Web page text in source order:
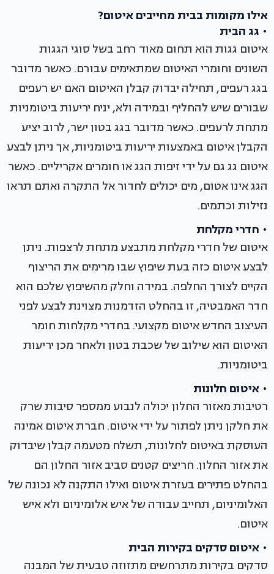
אילו מקומות בבית מחייבים איטום?
• גג הבית
איטום גגות הוא תחום מאוד רחב בשל סוגי הגגות
השונים וחומרי האיטום שמתאימים עבורם. כאשר מדובר
בגג רעפים, תחילה יבדוק קבלן האיטום האם יש רעפים
שבורים שיש להחליף ובמידה ולא, יניח יריעות ביטומניות
מתחת לרעפים. כאשר מדובר בגג בטון ישר, לרוב יציע
הקבלן איטום באמצעות יריעות ביטומניות, אך ניתן לבצע
איטום גג גם על ידי זיפות הגג או חומרים אקריליים. כאשר
הגג אינו אטום, מים יכולים לחדור אל התקרה ואתם תראו
נזילות וכתמים.
• חדרי מקלחת
איטום של חדרי מקלחת מתבצע מתחת לרצפות. ניתן
לבצע איטום כזה בעת שיפוץ שבו מרימים את הריצוף
הקיים לצורך החלפה. במידה וחלק מהשיפוץ שלכם הוא
חדר האמבטיה, זו בהחלט הזדמנות מצוינת לבצע לפני
העיצוב החדש איטום מקצועי. בחדרי מקלחות חומר
האיטום הוא שילוב של שכבת בטון ולאחר מכן יריעות
ביטומניות.
• איטום חלונות
רטיבות מאזור החלון יכולה לנבוע ממספר סיבות שרק
את חלקן ניתן לפתור על ידי איטום. חברת איטום אמינה
העוסקת באיטום לחלונות, תשלח מטעמה קבלן שיבדוק
את אזור החלון. חריצים קטנים סביב אזור החלון הם
בהחלט פתירים בעזרת איטום ואילו התקנה לא נכונה של
האלומיניום, תחייב עבודה של איש אלומיניום ולא איש
איטום.
• איטום סדקים בקירות הבית
סדקים בקירות מתרחשים מתזוזה טבעית של המבנה